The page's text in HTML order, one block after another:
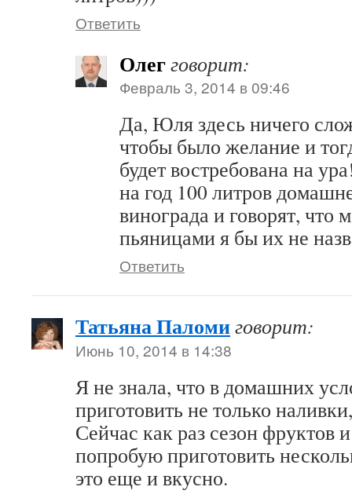
Ответить
Олегговорит:
Февраль 3, 2014 в 09:46
Да, Юля здесь ничего
чтобы было желание и
будет востребована на
на год 100 литров
винограда и говорят, что
пьяницами я бы их не
Ответить
Татьяна Паломиговорит:
Июнь 10, 2014 в 14:38
Я не знала, что в домашних
приготовить не только
Сейчас как раз сезон фруктов
попробую приготовить
это еще и вкусно.